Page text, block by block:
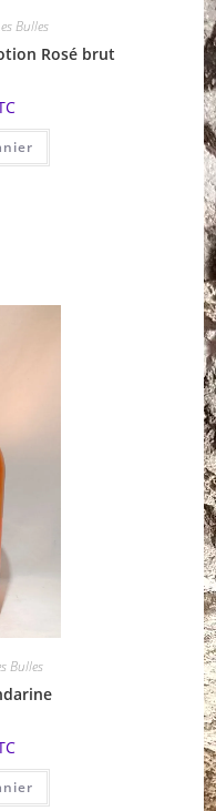
Bulles
Rosé brut
Bulles